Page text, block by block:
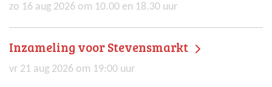
zo 16 aug 2026 om 10.00 en 18.30 uur
Inzameling voor Stevensmarkt
vr 21 aug 2026 om 19:00 uur